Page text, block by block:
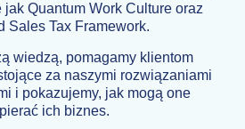
Quantum Work Culture oraz
Sales Tax Framework.
wiedzą, pomagamy klientom
za naszymi rozwiązaniami
i pokazujemy, jak mogą one
ich biznes.